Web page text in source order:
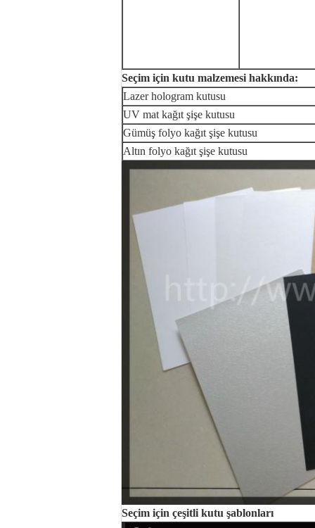
Seçim için kutu malzemesi hakkında:
Lazer hologram kutusu
UV mat kağıt şişe kutusu
Gümüş folyo kağıt şişe kutusu
Altın folyo kağıt şişe kutusu
Seçim için çeşitli kutu şablonları